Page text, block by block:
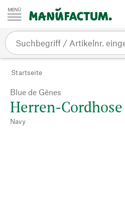
Zum Inhalt springen
Startseite
Blue de Gênes
Herren-Cordhose
Navy